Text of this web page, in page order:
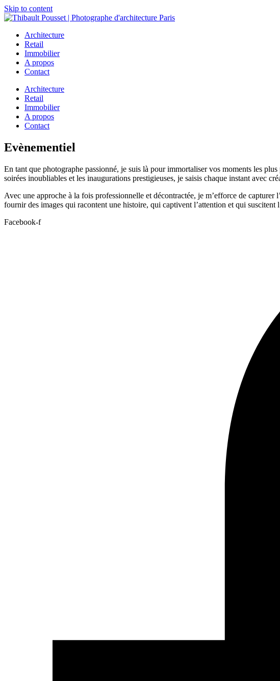
Skip to content
Architecture
Retail
Immobilier
A propos
Contact
Architecture
Retail
Immobilier
A propos
Contact
Evènementiel
En tant que photographe passionné, je suis là pour immortaliser vos moments les
soirées inoubliables et les inaugurations prestigieuses, je saisis chaque instant avec
Avec une approche à la fois professionnelle et décontractée, je m’efforce de
fournir des images qui racontent une histoire, qui captivent l’attention et qui suscitent
Facebook-f